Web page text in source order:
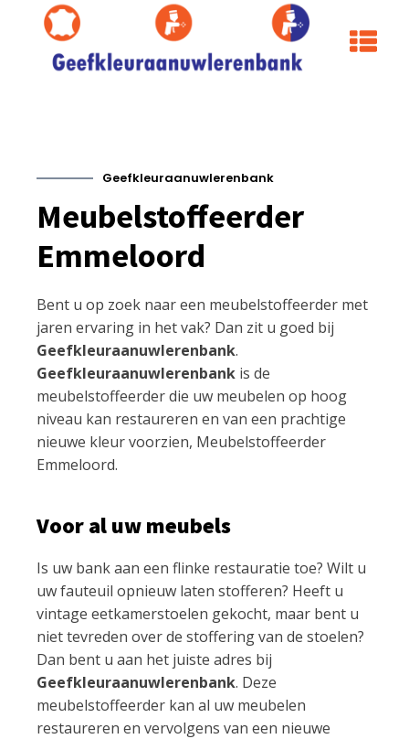
Geefkleuraanuwlerenbank
Meubelstoffeerder
Emmeloord
Bent u op zoek naar een meubelstoffeerder met
jaren ervaring in het vak? Dan zit u goed bij
Geefkleuraanuwlerenbank.
Geefkleuraanuwlerenbank is de
meubelstoffeerder die uw meubelen op hoog
niveau kan restaureren en van een prachtige
nieuwe kleur voorzien, Meubelstoffeerder
Emmeloord.
Voor al uw meubels
Is uw bank aan een flinke restauratie toe? Wilt u
uw fauteuil opnieuw laten stofferen? Heeft u
vintage eetkamerstoelen gekocht, maar bent u
niet tevreden over de stoffering van de stoelen?
Dan bent u aan het juiste adres bij
Geefkleuraanuwlerenbank. Deze
meubelstoffeerder kan al uw meubelen
restaureren en vervolgens van een nieuwe